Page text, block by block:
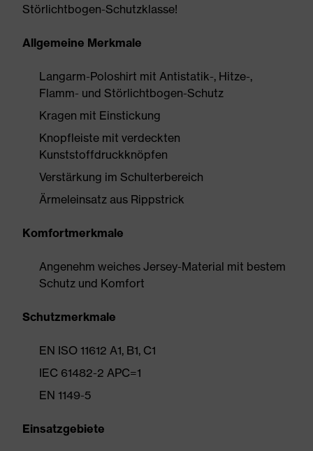
Störlichtbogen-Schutzklasse!
Allgemeine Merkmale
Langarm-Poloshirt mit Antistatik-, Hitze-,
Flamm- und Störlichtbogen-Schutz
Kragen mit Einstickung
Knopfleiste mit verdeckten
Kunststoffdruckknöpfen
Verstärkung im Schulterbereich
Ärmeleinsatz aus Rippstrick
Komfortmerkmale
Angenehm weiches Jersey-Material mit bestem
Schutz und Komfort
Schutzmerkmale
EN ISO 11612 A1, B1, C1
IEC 61482-2 APC=1
EN 1149-5
Einsatzgebiete